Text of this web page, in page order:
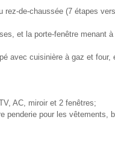
rez-de-chaussée (7 étapes
et la porte-fenêtre menant
avec cuisinière à gaz et four,
AC, miroir et 2 fenêtres;
penderie pour les vêtements,